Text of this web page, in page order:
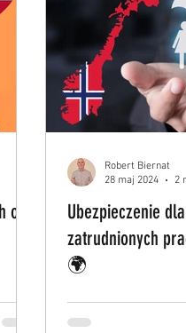
1
Ubezpieczenie
zatrudnionych
🌍
Robert Biernat
28 maj 2024
2